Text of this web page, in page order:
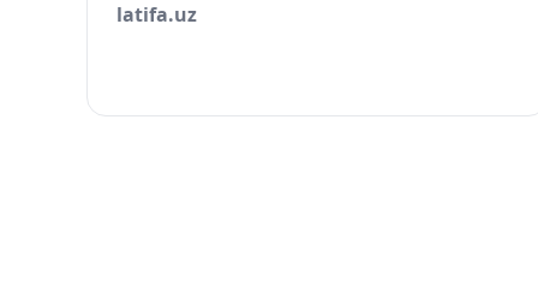
latifa.uz